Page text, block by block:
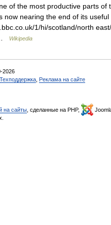
of the most productive parts of
now nearing the end of its useful
1/hi/scotland/north
Wikipedia
2026
Техподдержка Реклама на сайте
на сайты , сделанные на PHP,